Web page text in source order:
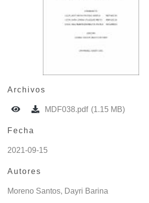
Archivos
MDF038.pdf (1.15 MB)
Fecha
2021-09-15
Autores
Moreno Santos, Dayri Barina